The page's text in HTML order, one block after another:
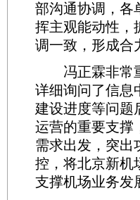
部沟通协调，各
挥主观能动性，
调一致，形成合
冯正霖非常重
详细询问了信息
建设进度等问题
运营的重要支撑
需求出发，突出
控，将北京新机
支撑机场业务发